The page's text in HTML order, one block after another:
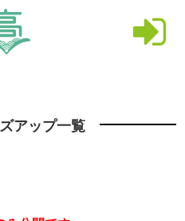
アップ一覧